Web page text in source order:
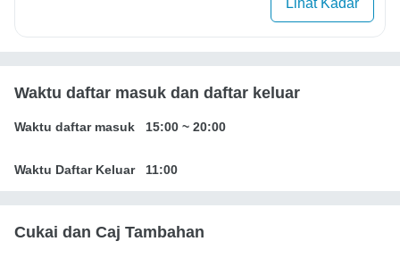
Lihat Kadar
Waktu daftar masuk dan daftar keluar
Waktu daftar masuk 15:00 ~ 20:00
Waktu Daftar Keluar 11:00
Cukai dan Caj Tambahan